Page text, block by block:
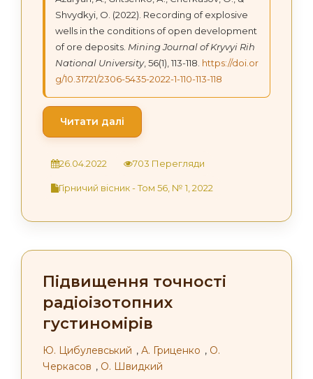
Shvydkyi, О. (2022). Recording of explosive
wells in the conditions of open development
of ore deposits. Mining Journal of Kryvyi Rih
National University, 56(1), 113-118. https://doi.or
g/10.31721/2306-5435-2022-1-110-113-118
Читати далі
26.04.2022 703 Перегляди
Гірничий вісник - Том 56, № 1, 2022
Підвищення точності
радіоізотопних
густиномірів
Ю. Цибулевський , А. Гриценко , О.
Черкасов , О. Швидкий